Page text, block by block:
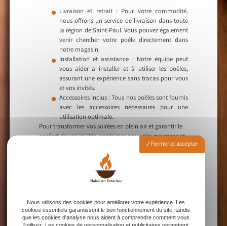
Livraison et retrait : Pour votre commodité,
nous offrons un service de livraison dans toute
la région de Saint-Paul. Vous pouvez également
venir chercher votre poêle directement dans
notre magasin.
Installation et assistance : Notre équipe peut
vous aider à installer et à utiliser les poêles,
assurant une expérience sans tracas pour vous
et vos invités.
Accessoires inclus : Tous nos poêles sont fournis
avec les accessoires nécessaires pour une
utilisation optimale.
Pour transformer vos soirées en plein air et garantir le
confort de vos invités, contactez-nous dès maintenant
pour louer nos poêles extérieurs à Saint-Paul. Que vous
préfériez l’élégance du gaz ou le charme rustique du
bois, nous avons la solution parfaite pour vos besoins.
Appelez-nous aujourd’hui pour réserver votre poêle et
événement.
Fermer et accepter
Nous utilisons des cookies pour améliorer votre expérience. Les
cookies essentiels garantissent le bon fonctionnement du site, tandis
que les cookies d'analyse nous aident à comprendre comment vous